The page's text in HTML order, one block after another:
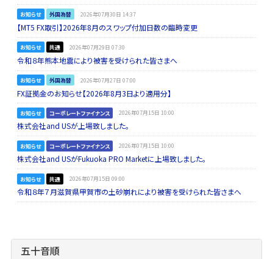
お知らせ 外国為替 2026年07月30日 14:37
【MT5 FX取引】2026年8月のスワップ付加日数の臨時変更
お知らせ 共通 2026年07月29日 07:30
令和８年熊本地震により被害を受けられた皆さまへ
お知らせ 外国為替 2026年07月27日 07:00
FX証拠金のお知らせ【2026年8月3日より適用分】
お知らせ コーポレートファイナンス 2026年07月15日 10:00
株式会社and USが上場致しました。
お知らせ コーポレートファイナンス 2026年07月15日 10:00
株式会社and USがFukuoka PRO Marketに上場致しました。
お知らせ 共通 2026年07月15日 09:00
令和８年７月滋賀県甲賀市の土砂崩れにより被害を受けられた皆さまへ
五十音順